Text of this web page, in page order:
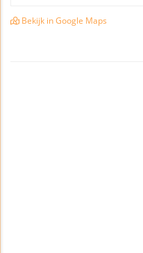
Bekijk in Google Maps